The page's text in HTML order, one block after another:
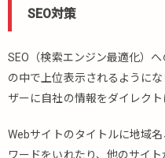
ロ
ー
シ
ョ
ン
デ
オ
SEO対策
SEO（検索エンジン最適化）
の中で上位表示されるように
ザーに自社の情報をダイレクト
Webサイトのタイトルに地域
ワードをいれたり、他のサイ